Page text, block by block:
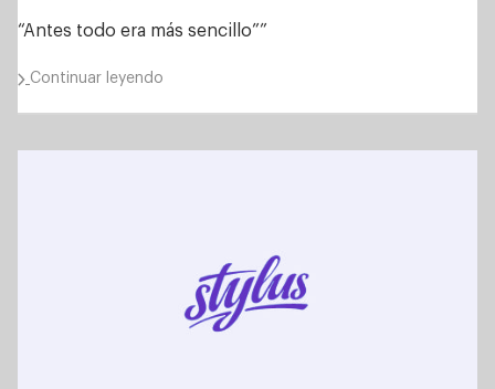
“Antes todo era más sencillo””
Continuar leyendo